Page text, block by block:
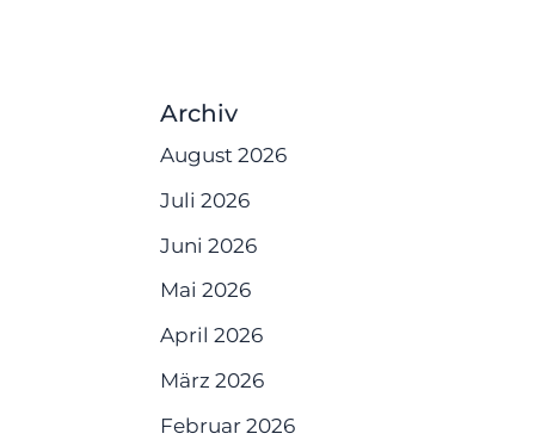
Archiv
August 2026
Juli 2026
Juni 2026
Mai 2026
April 2026
März 2026
Februar 2026